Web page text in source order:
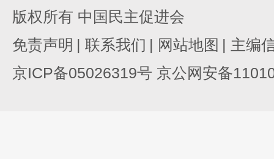
版权所有 中国民主促进会
免责声明 | 联系我们 | 网站地图 | 主编
京ICP备05026319号 京公网安备